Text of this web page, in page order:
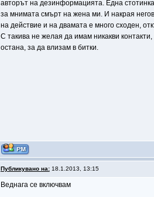
авторът на дезинформацията. Една
за мнимата смърт на жена ми. И накрая
на действие и на двамата е много сходен,
С такива не желая да имам никакви
остана, за да влизам в битки.
Публикувано на:18.1.2013, 13:15
Веднага се включвам